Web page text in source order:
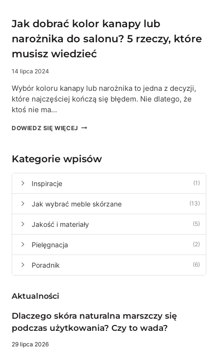
Jak dobrać kolor kanapy lub
narożnika do salonu? 5 rzeczy, które
musisz wiedzieć
14 lipca 2024
Wybór koloru kanapy lub narożnika to jedna z decyzji,
które najczęściej kończą się błędem. Nie dlatego, że
ktoś nie ma…
DOWIEDZ SIĘ WIĘCEJ JAK
LUB
5
RZECZY,
KTÓRE
MUSISZ
Kategorie wpisów
Inspiracje (1)
Jak wybrać meble skórzane (13)
Jakość i materiały (5)
Pielęgnacja (2)
Poradnik (6)
Aktualności
Dlaczego skóra naturalna marszczy się
podczas użytkowania? Czy to wada?
29 lipca 2026